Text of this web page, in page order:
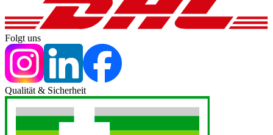
Folgt uns
Qualität & Sicherheit